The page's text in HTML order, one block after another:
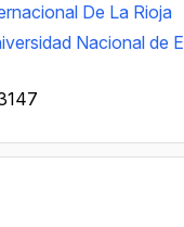
De La Rioja
Nacional de